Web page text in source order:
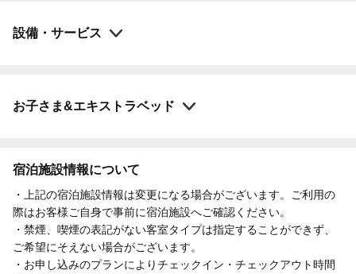
設備・サービス
お子さま&エキストラベッド
宿泊施設情報について
・上記の宿泊施設情報は変更になる場合がございます。ご利用の
際はお客様ご自身で事前に宿泊施設へご確認ください。
・禁煙、喫煙の表記がない客室タイプは指定することができず、
ご希望にそえない場合がございます。
・お申し込みのプランによりチェックイン・チェックアウト時間